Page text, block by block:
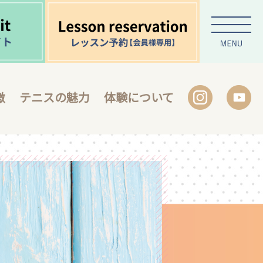
テニスの魅力 体験について